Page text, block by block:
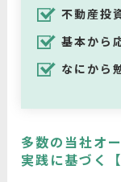
不動産投
基本から
なにから
多数の当社オ
実践に基づく